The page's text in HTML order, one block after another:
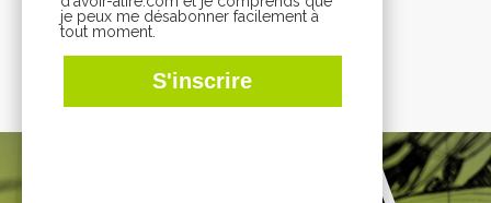
je peux me désabonner facilement à
tout moment.